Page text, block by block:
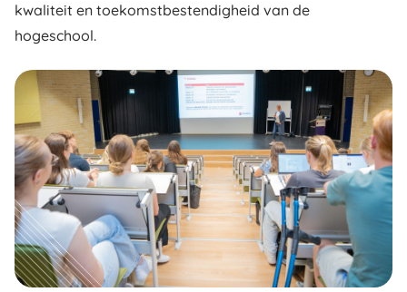
kwaliteit en toekomstbestendigheid van de
hogeschool.